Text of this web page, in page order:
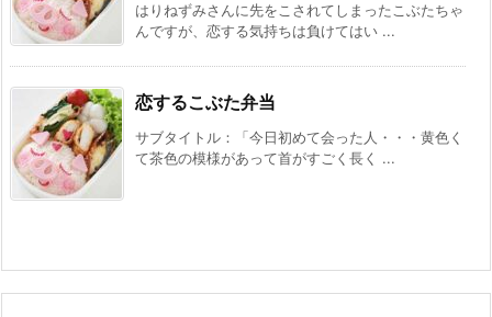
はりねずみさんに先をこされてしまったこぶたちゃ
んですが、恋する気持ちは負けてはい ...
恋するこぶた弁当
サブタイトル：「今日初めて会った人・・・黄色く
て茶色の模様があって首がすごく長く ...